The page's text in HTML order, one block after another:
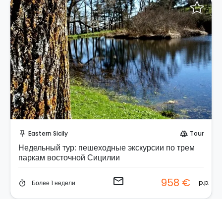
push_pin Eastern Sicily forest Tour
Недельный тур: пешеходные экскурсии по трем
паркам восточной Сицилии
timer Более 1 недели email 958 € p.p.